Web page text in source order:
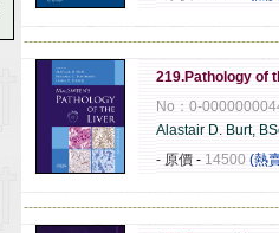
219.Pathology of
No：0-
Alastair D. Burt,
- 原價 - 14500 (熱